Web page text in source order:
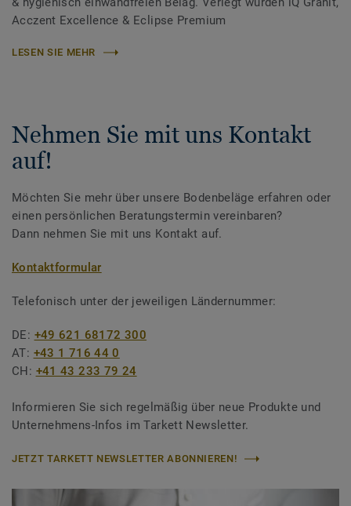
Acczent Excellence & Eclipse Premium
LESEN SIE MEHR
Nehmen Sie mit uns Kontakt
auf!
Möchten Sie mehr über unsere Bodenbeläge erfahren oder
einen persönlichen Beratungstermin vereinbaren?
Dann nehmen Sie mit uns Kontakt auf.
Kontaktformular
Telefonisch unter der jeweiligen Ländernummer:
DE: +49 621 68172 300
AT: +43 1 716 44 0
CH: +41 43 233 79 24
Informieren Sie sich regelmäßig über neue Produkte und
Unternehmens-Infos im Tarkett Newsletter.
JETZT TARKETT NEWSLETTER ABONNIEREN!